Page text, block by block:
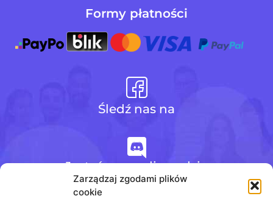
Zarządzaj zgodami plików
cookie
Formy płatności
Śledź nas na
Jesteśmy na discordzie